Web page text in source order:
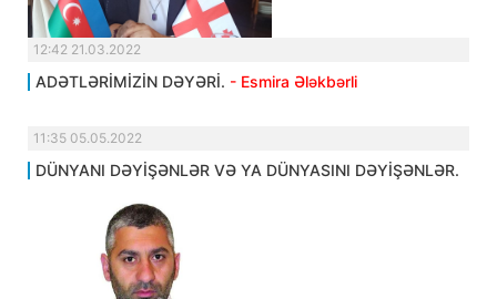
12:42 21.03.2022
ADƏTLƏRİMİZİN DƏYƏRİ. - Esmira Ələkbərli
11:35 05.05.2022
DÜNYANI DƏYİŞƏNLƏR VƏ YA DÜNYASINI DƏYİŞƏNLƏR.